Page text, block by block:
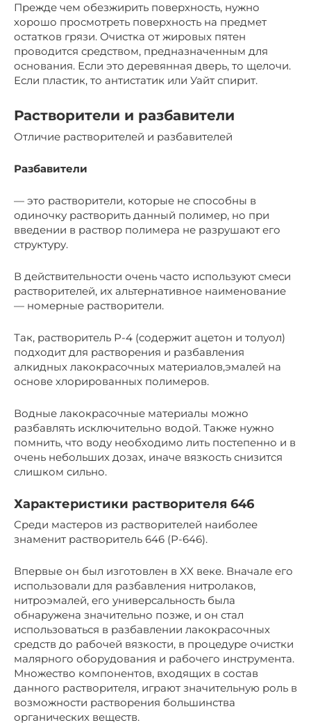
Прежде чем обезжирить поверхность, нужно
хорошо просмотреть поверхность на предмет
остатков грязи. Очистка от жировых пятен
проводится средством, предназначенным для
основания. Если это деревянная дверь, то щелочи.
Если пластик, то антистатик или Уайт спирит.
Растворители и разбавители
Отличие растворителей и разбавителей
Разбавители
— это растворители, которые не способны в
одиночку растворить данный полимер, но при
введении в раствор полимера не разрушают его
структуру.
В действительности очень часто используют смеси
растворителей, их альтернативное наименование
— номерные растворители.
Так, растворитель Р-4 (содержит ацетон и толуол)
подходит для растворения и разбавления
алкидных лакокрасочных материалов,эмалей на
основе хлорированных полимеров.
Водные лакокрасочные материалы можно
разбавлять исключительно водой. Также нужно
помнить, что воду необходимо лить постепенно и в
очень небольших дозах, иначе вязкость снизится
слишком сильно.
Характеристики растворителя 646
Среди мастеров из растворителей наиболее
знаменит растворитель 646 (Р-646).
Впервые он был изготовлен в XX веке. Вначале его
использовали для разбавления нитролаков,
нитроэмалей, его универсальность была
обнаружена значительно позже, и он стал
использоваться в разбавлении лакокрасочных
средств до рабочей вязкости, в процедуре очистки
малярного оборудования и рабочего инструмента.
Множество компонентов, входящих в состав
данного растворителя, играют значительную роль в
возможности растворения большинства
органических веществ.